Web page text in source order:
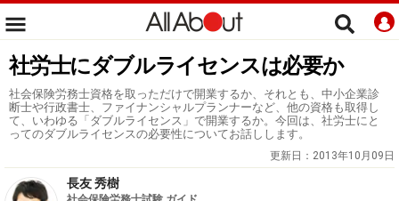
社労士にダブルライセンスは必要か
社会保険労務士資格を取っただけで開業するか、それとも、中小企業診
断士や行政書士、ファイナンシャルプランナーなど、他の資格も取得し
て、いわゆる「ダブルライセンス」で開業するか。今回は、社労士にと
ってのダブルライセンスの必要性についてお話しします。
更新日： 2013年10月09日
長友 秀樹